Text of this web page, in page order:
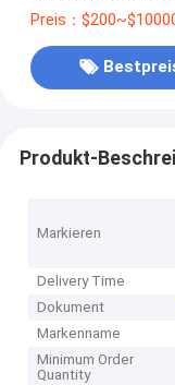
Preis：
Produkt-
Markieren
Delivery Time
Dokument
Markenname
Minimum Order
Quantity